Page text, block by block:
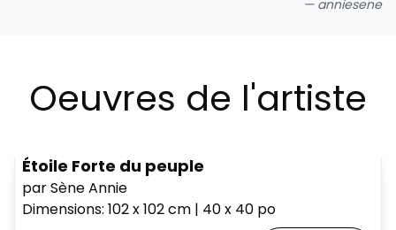
— anniesene
Oeuvres de l'artiste
Étoile Forte du peuple
par Sène Annie
Dimensions: 102 x 102cm | 40 x 40 po